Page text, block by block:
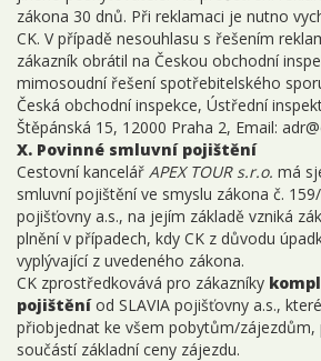
zákona 30 dnů. Při reklamaci je nutno
CK. V případě nesouhlasu s řešením
zákazník obrátil na Českou obchodní
mimosoudní řešení spotřebitelského
Česká obchodní inspekce, Ústřední
Štěpánská 15, 12000 Praha 2, Email:
X. Povinné smluvní pojištění
Cestovní kancelář APEX TOUR s.r.o. má
smluvní pojištění ve smyslu zákona č.
pojišťovny a.s., na jejím základě vzniká
plnění v případech, kdy CK z důvodu
vyplývající z uvedeného zákona.
CK zprostředkovává pro zákazníky
pojištěníod SLAVIA pojišťovny a.s.,
přiobjednat ke všem pobytům/zájezdům,
součástí základní ceny zájezdu.